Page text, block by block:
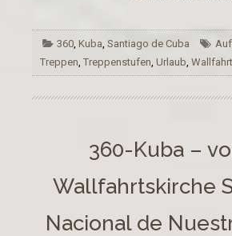
360 ,Kuba ,Santiago de Cuba
Treppen Treppenstufen Urlaub
360-Kuba –
Wallfahrtskirche
Nacional de